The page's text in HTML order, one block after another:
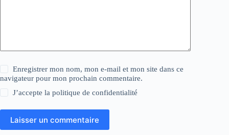
Enregistrer mon nom, mon e-mail et mon site dans ce
navigateur pour mon prochain commentaire.
J’accepte lapolitique de confidentialité
Laisser un commentaire